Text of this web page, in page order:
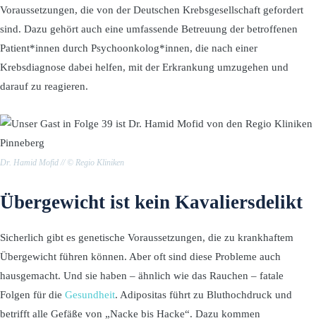
Voraussetzungen, die von der Deutschen Krebsgesellschaft gefordert
sind. Dazu gehört auch eine umfassende Betreuung der betroffenen
Patient*innen durch Psychoonkolog*innen, die nach einer
Krebsdiagnose dabei helfen, mit der Erkrankung umzugehen und
darauf zu reagieren.
Dr. Hamid Mofid // © Regio Kliniken
Übergewicht ist kein Kavaliersdelikt
Sicherlich gibt es genetische Voraussetzungen, die zu krankhaftem
Übergewicht führen können. Aber oft sind diese Probleme auch
hausgemacht. Und sie haben – ähnlich wie das Rauchen – fatale
Folgen für die Gesundheit. Adipositas führt zu Bluthochdruck und
betrifft alle Gefäße von „Nacke bis Hacke“. Dazu kommen